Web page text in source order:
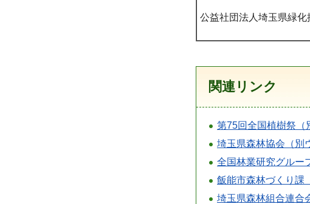
公益社団法人埼玉県緑化
関連リンク
第75回全国植樹祭（
埼玉県森林協会（別
全国林業研究グルー
飯能市森林づくり課
埼玉県森林組合連合